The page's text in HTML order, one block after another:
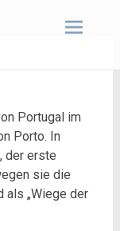
Portugal im
Porto. In
der erste
sie die
als „Wiege der